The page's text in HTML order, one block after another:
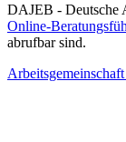
DAJEB - Deutsche
Online-
abrufbar sind.
Arbeitsgemeinschaft